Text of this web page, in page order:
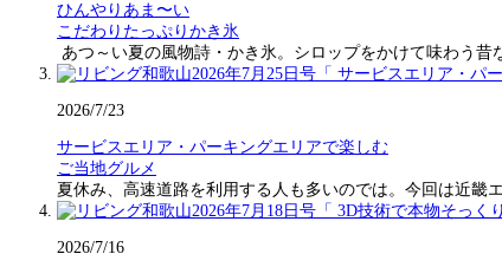
ひんやりあま〜い
こだわりたっぷりかき氷
あつ～い夏の風物詩・かき氷。シロップをかけて味わう
2026/7/23
サービスエリア・パーキングエリアで楽しむ
ご当地グルメ
夏休み、高速道路を利用する人も多いのでは。今回は近
2026/7/16